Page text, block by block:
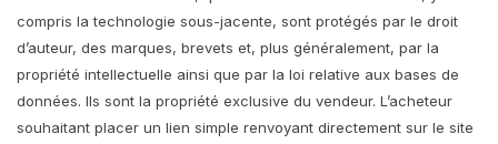
compris la technologie sous-jacente, sont protégés par le droit
d’auteur, des marques, brevets et, plus généralement, par la
propriété intellectuelle ainsi que par la loi relative aux bases de
données. Ils sont la propriété exclusive du vendeur. L’acheteur
souhaitant placer un lien simple renvoyant directement sur le site